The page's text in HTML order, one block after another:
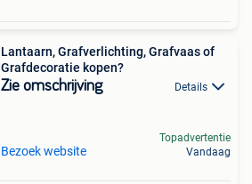
Lantaarn, Grafverlichting, Grafvaas of
Grafdecoratie kopen?
Zie omschrijving Details
Bezoek website
Topadvertentie
Vandaag